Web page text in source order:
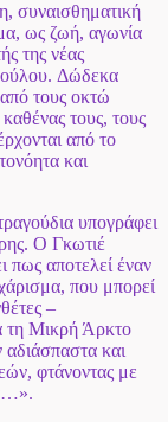
συναισθηματική
ως ζωή, αγωνία
της νέας
Δώδεκα
τους οκτώ
τους, τους
από το
και
υπογράφει
Ο Γκωτιέ
πως αποτελεί έναν
που μπορεί
–
τη Μικρή Άρκτο
και
φτάνοντας με